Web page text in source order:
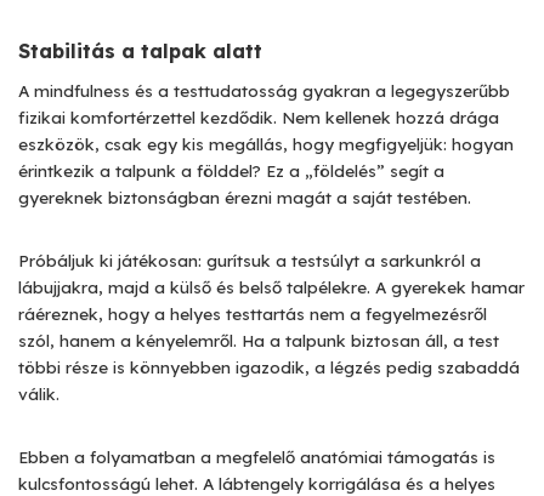
Stabilitás a talpak alatt
A mindfulness és a testtudatosság gyakran a legegyszerűbb
fizikai komfortérzettel kezdődik. Nem kellenek hozzá drága
eszközök, csak egy kis megállás, hogy megfigyeljük: hogyan
érintkezik a talpunk a földdel? Ez a „földelés” segít a
gyereknek biztonságban érezni magát a saját testében.
Próbáljuk ki játékosan: gurítsuk a testsúlyt a sarkunkról a
lábujjakra, majd a külső és belső talpélekre. A gyerekek hamar
ráéreznek, hogy a helyes testtartás nem a fegyelmezésről
szól, hanem a kényelemről. Ha a talpunk biztosan áll, a test
többi része is könnyebben igazodik, a légzés pedig szabaddá
válik.
Ebben a folyamatban a megfelelő anatómiai támogatás is
kulcsfontosságú lehet. A lábtengely korrigálása és a helyes